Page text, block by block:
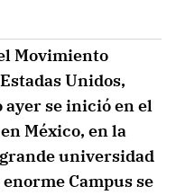
Movimiento
Unidos,
se inició en el
México, en la
universidad
Campus se